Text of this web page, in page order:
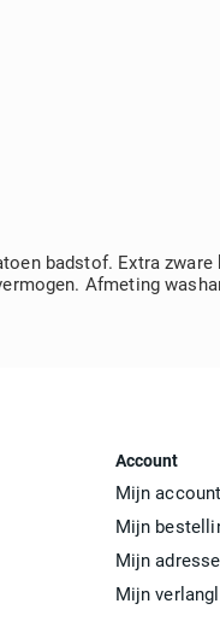
badstof. Extra
Afmeting
Account
Mijn account
Mijn
Mijn
Mijn